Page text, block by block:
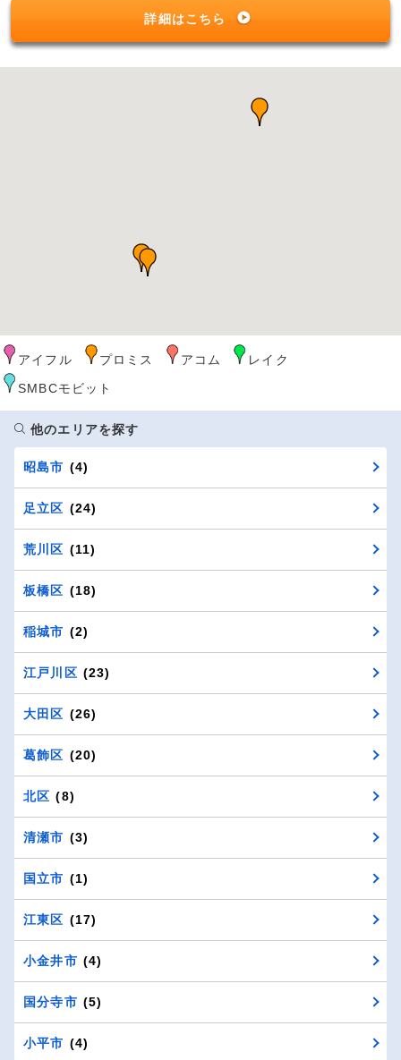
詳細はこちら
アイフル プロミス アコム
レイク
SMBCモビット
他のエリアを探す
昭島市 (4)
足立区 (24)
荒川区 (11)
板橋区 (18)
稲城市 (2)
江戸川区 (23)
大田区 (26)
葛飾区 (20)
北区 (8)
清瀬市 (3)
国立市 (1)
江東区 (17)
小金井市 (4)
国分寺市 (5)
小平市 (4)